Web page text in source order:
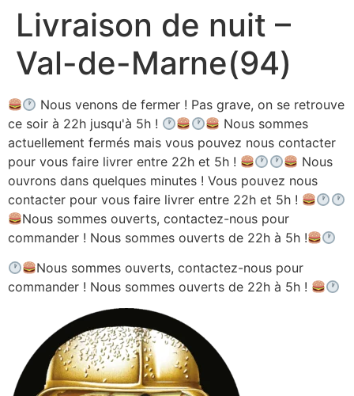
Aller
contenu
Livraison de nuit –
Val-de-Marne(94)
Nous venons de fermer ! Pas grave, on se retrouve
ce soir à 22h jusqu'à 5h !
Nous sommes
actuellement fermés mais vous pouvez nous contacter
pour vous faire livrer entre 22h et 5h !
Nous
ouvrons dans quelques minutes ! Vous pouvez nous
contacter pour vous faire livrer entre 22h et 5h !
Nous sommes ouverts, contactez-nous pour
commander ! Nous sommes ouverts de 22h à 5h !
Nous sommes ouverts, contactez-nous pour
commander ! Nous sommes ouverts de 22h à 5h !